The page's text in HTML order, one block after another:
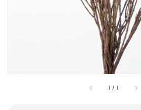
1 / 1